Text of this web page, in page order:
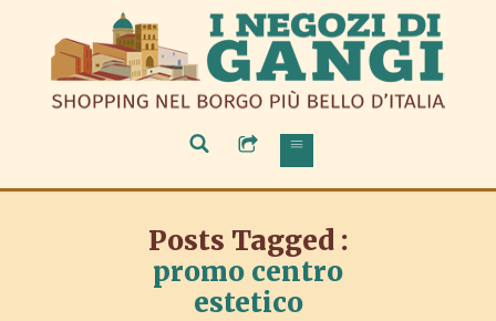
Posts Tagged :
promo centro
estetico